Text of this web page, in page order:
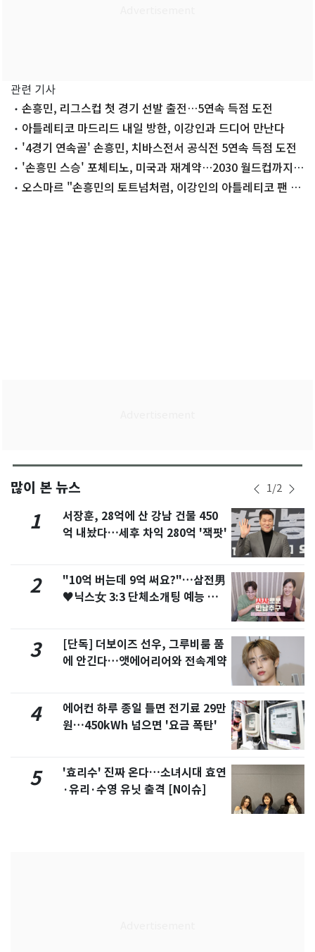
관련 기사
손흥민, 리그스컵 첫 경기 선발 출전…5연속 득점 도전
아틀레티코 마드리드 내일 방한, 이강인과 드디어 만난다
'4경기 연속골' 손흥민, 치바스전서 공식전 5연속 득점 도전
'손흥민 스승' 포체티노, 미국과 재계약…2030 월드컵까지
지도오스마르 "손흥민의 토트넘처럼, 이강인의 아틀레티코 팬 많
많이 본 뉴스 1/2
1
서장훈, 28억에 산 강남 건물 450
억 내놨다…세후 차익 280억 '잭팟'
2
"10억 버는데 9억 써요?"…삼전男
♥닉스女 3:3 단체소개팅 예능 화
3
[단독] 더보이즈 선우, 그루비룸 품
에 안긴다…앳에어리어와 전속계약
4
에어컨 하루 종일 틀면 전기료 29만
원…450kWh 넘으면 '요금 폭탄'
5
'효리수' 진짜 온다…소녀시대 효연
·유리·수영 유닛 출격 [N이슈]